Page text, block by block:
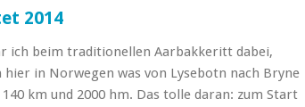
2014
ich beim traditionellen Aarbakkeritt dabei,
hier in Norwegen was von Lysebotn nach Bryne
km und 2000 hm. Das tolle daran: zum Start